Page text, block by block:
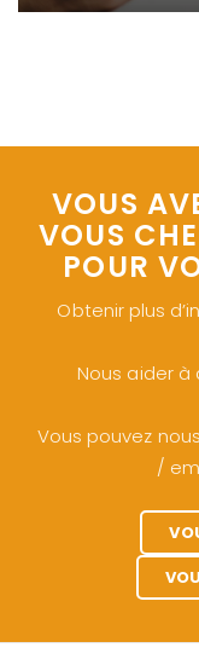
VOUS
VOUS
POUR
Obtenir plus
Nous aider à
Vous pouvez
/